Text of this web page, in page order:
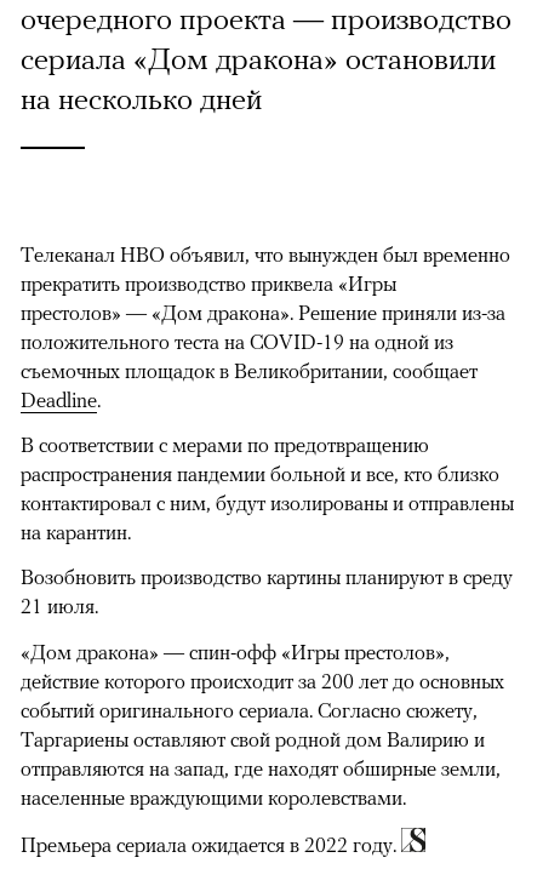
очередного проекта — производство
сериала «Дом дракона» остановили
на несколько дней
Телеканал HBO объявил, что вынужден был временно
прекратить производство приквела «Игры
престолов» — «Дом дракона». Решение приняли из-за
положительного теста на COVID-19 на одной из
съемочных площадок в Великобритании, сообщает
Deadline.
В соответствии с мерами по предотвращению
распространения пандемии больной и все, кто близко
контактировал с ним, будут изолированы и отправлены
на карантин.
Возобновить производство картины планируют в среду
21 июля.
«Дом дракона» — спин-офф «Игры престолов»,
действие которого происходит за 200 лет до основных
событий оригинального сериала. Согласно сюжету,
Таргариены оставляют свой родной дом Валирию и
отправляются на запад, где находят обширные земли,
населенные враждующими королевствами.
Премьера сериала ожидается в 2022 году.